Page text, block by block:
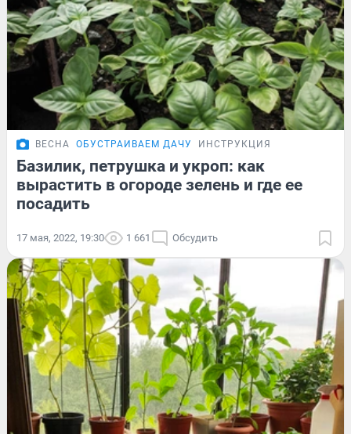
ВЕСНА ОБУСТРАИВАЕМ ДАЧУ ИНСТРУКЦИЯ
Базилик, петрушка и укроп: как
вырастить в огороде зелень и где ее
посадить
17 мая, 2022, 19:30 1 661 Обсудить